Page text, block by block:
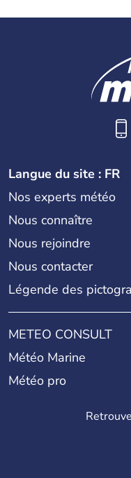
Langue du site : FR
Nos experts météo
Nous connaître
Nous rejoindre
Nous contacter
Légende des
METEO CONSULT
Météo Marine
Météo pro